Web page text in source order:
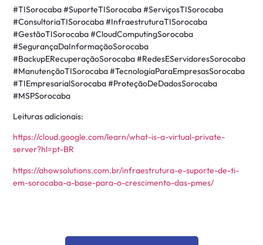
#TISorocaba #SuporteTISorocaba #ServiçosTISorocaba
#ConsultoriaTISorocaba #InfraestruturaTISorocaba
#GestãoTISorocaba #CloudComputingSorocaba
#SegurançaDaInformaçãoSorocaba
#BackupERecuperaçãoSorocaba #RedesEServidoresSorocaba
#ManutençãoTISorocaba #TecnologiaParaEmpresasSorocaba
#TIEmpresarialSorocaba #ProteçãoDeDadosSorocaba
#MSPSorocaba
Leituras adicionais:
https://cloud.google.com/learn/what-is-a-virtual-private-
server?hl=pt-BR
https://ahowsolutions.com.br/infraestrutura-e-suporte-de-ti-
em-sorocaba-a-base-para-o-crescimento-das-pmes/